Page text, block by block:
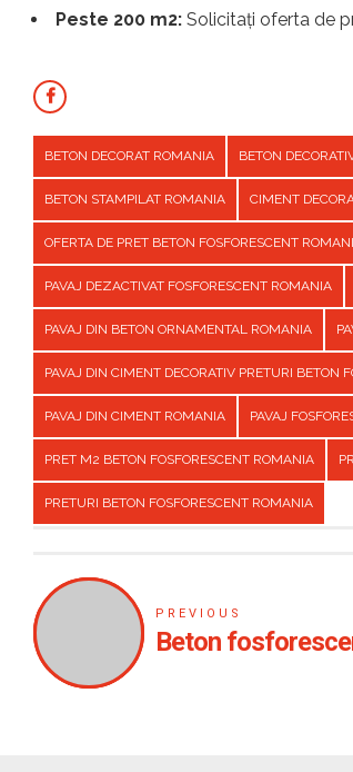
Peste 200 m2: Solicitați oferta de
BETON DECORAT ROMANIA BETON
BETON STAMPILAT ROMANIA CIMENT
OFERTA DE PRET BETON FOSFORESCENT
PAVAJ DEZACTIVAT FOSFORESCENT ROMANIA
PAVAJ DIN BETON ORNAMENTAL ROMANIA
PAVAJ DIN CIMENT DECORATIV PRETURI BETON
PAVAJ DIN CIMENT ROMANIA PAVAJ
PRET M2 BETON FOSFORESCENT ROMANIA
PRETURI BETON FOSFORESCENT ROMANIA
PREVIOUS
Beton